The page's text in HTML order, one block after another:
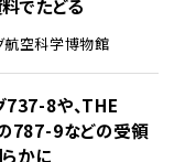
でたどる
航空科学博物館
737-8や、THE
787-9などの受領
かに